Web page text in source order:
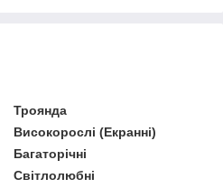
Троянда
Високорослі (Екранні)
Багаторічні
Світлолюбні